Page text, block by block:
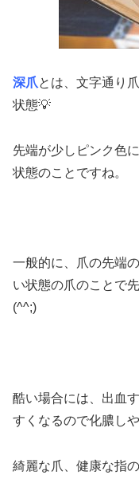
深爪とは、文字通り
状態💡
先端が少しピンク色
状態のことですね。
一般的に、爪の先端
い状態の爪のことで
(^^;)
酷い場合には、出血
すくなるので化膿し
綺麗な爪、健康な指